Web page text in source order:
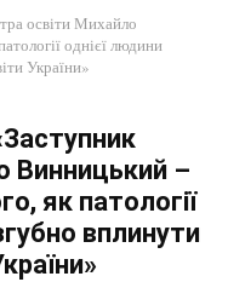
освіти Михайло
однієї людини
України»
Винницький –
як патології
вплинути